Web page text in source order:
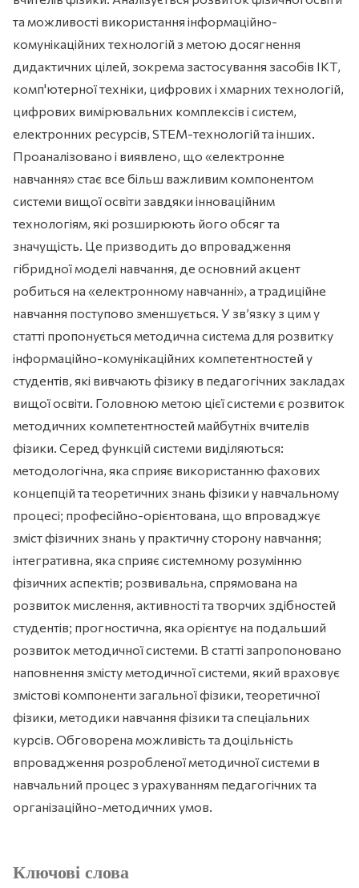
Ключові слова
та можливості використання інформаційно-
комунікаційних технологій з метою досягнення
дидактичних цілей, зокрема застосування засобів ІКТ,
комп'ютерної техніки, цифрових і хмарних технологій,
цифрових вимірювальних комплексів і систем,
електронних ресурсів, STEM-технологій та інших.
Проаналізовано і виявлено, що «електронне
навчання» стає все більш важливим компонентом
системи вищої освіти завдяки інноваційним
технологіям, які розширюють його обсяг та
значущість. Це призводить до впровадження
гібридної моделі навчання, де основний акцент
робиться на «електронному навчанні», а традиційне
навчання поступово зменшується. У зв’язку з цим у
статті пропонується методична система для розвитку
інформаційно-комунікаційних компетентностей у
студентів, які вивчають фізику в педагогічних закладах
вищої освіти. Головною метою цієї системи є розвиток
методичних компетентностей майбутніх вчителів
фізики. Серед функцій системи виділяються:
методологічна, яка сприяє використанню фахових
концепцій та теоретичних знань фізики у навчальному
процесі; професійно-орієнтована, що впроваджує
зміст фізичних знань у практичну сторону навчання;
інтегративна, яка сприяє системному розумінню
фізичних аспектів; розвивальна, спрямована на
розвиток мислення, активності та творчих здібностей
студентів; прогностична, яка орієнтує на подальший
розвиток методичної системи. В статті запропоновано
наповнення змісту методичної системи, який враховує
змістові компоненти загальної фізики, теоретичної
фізики, методики навчання фізики та спеціальних
курсів. Обговорена можливість та доцільність
впровадження розробленої методичної системи в
навчальний процес з урахуванням педагогічних та
організаційно-методичних умов.